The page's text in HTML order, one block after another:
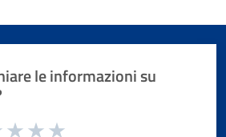
le informazioni su
pagina